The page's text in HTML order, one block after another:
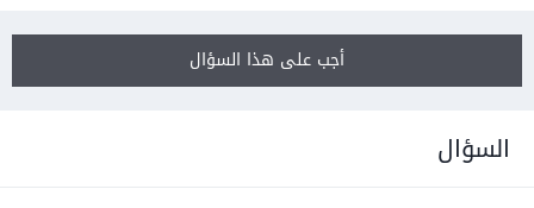
أجب على هذا السؤال
السؤال